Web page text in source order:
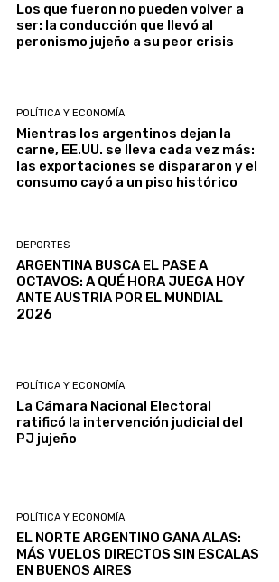
Los que fueron no pueden volver a
ser: la conducción que llevó al
peronismo jujeño a su peor crisis
POLÍTICA Y ECONOMÍA
Mientras los argentinos dejan la
carne, EE.UU. se lleva cada vez más:
las exportaciones se dispararon y el
consumo cayó a un piso histórico
DEPORTES
ARGENTINA BUSCA EL PASE A
OCTAVOS: A QUÉ HORA JUEGA HOY
ANTE AUSTRIA POR EL MUNDIAL
2026
POLÍTICA Y ECONOMÍA
La Cámara Nacional Electoral
ratificó la intervención judicial del
PJ jujeño
POLÍTICA Y ECONOMÍA
EL NORTE ARGENTINO GANA ALAS:
MÁS VUELOS DIRECTOS SIN ESCALAS
EN BUENOS AIRES